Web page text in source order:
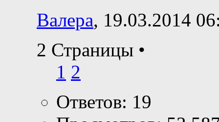
Валера, 19.03.2014
2 Страницы •
1 2
Ответов: 19